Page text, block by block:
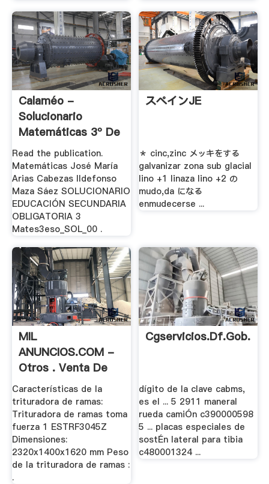
Calaméo -
Solucionario
Matemáticas 3º De
ESO .
Read the publication.
Matemáticas José María
Arias Cabezas Ildefonso
Maza Sáez SOLUCIONARIO
EDUCACIÓN SECUNDARIA
OBLIGATORIA 3
Mates3eso_SOL_00 .
スペインJE
＊ cinc,zinc メッキをする
galvanizar zona sub glacial
lino +1 linaza lino +2 の
mudo,da になる
enmudecerse ...
MIL
ANUNCIOS.COM -
Otros . Venta De
Otras .
Características de la
trituradora de ramas:
Trituradora de ramas toma
fuerza 1 ESTRF3045Z
Dimensiones:
2320x1400x1620 mm Peso
de la trituradora de ramas :
.
Cgservicios.df.gob.mx
dígito de la clave cabms,
es el ... 5 2911 maneral
rueda camiÓn c390000598
5 ... placas especiales de
sostÉn lateral para tibia
c480001324 ...